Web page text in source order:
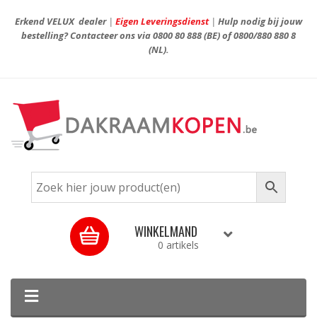
Erkend VELUX dealer| Eigen Leveringsdienst| Hulp nodig bij jouw
bestelling? Contacteer ons via0800 80 888(BE) of0800/880 880 8
(NL).
WINKELMAND
0 artikels